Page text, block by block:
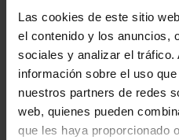
Las cookies de este sitio
el contenido y los anuncios,
sociales y analizar el tráfico.
información sobre el uso
nuestros partners de redes
web, quienes pueden
que les haya proporcionado